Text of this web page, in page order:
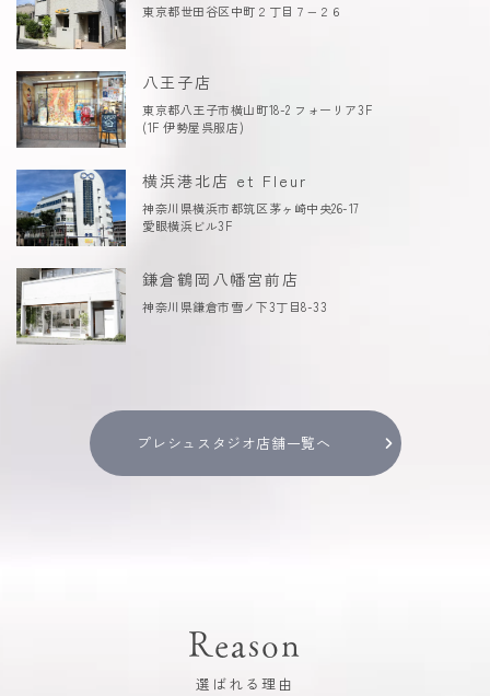
東京都世田谷区中町２丁目７−２６
八王子店
東京都八王子市横山町18-2 フォーリア3F
(1F 伊勢屋呉服店)
横浜港北店 et Fleur
神奈川県横浜市都筑区茅ヶ崎中央26-17
愛眼横浜ビル3F
鎌倉鶴岡八幡宮前店
神奈川県鎌倉市雪ノ下3丁目8-33
プレシュスタジオ店舗一覧へ
Reason
選ばれる理由